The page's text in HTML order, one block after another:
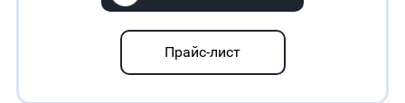
Прайс-лист